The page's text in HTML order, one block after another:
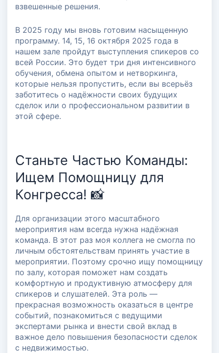
взвешенные решения.
В 2025 году мы вновь готовим насыщенную
программу. 14, 15, 16 октября 2025 года в
нашем зале пройдут выступления спикеров со
всей России. Это будет три дня интенсивного
обучения, обмена опытом и нетворкинга,
которые нельзя пропустить, если вы всерьёз
заботитесь о надёжности своих будущих
сделок или о профессиональном развитии в
этой сфере.
Станьте Частью Команды:
Ищем Помощницу для
Конгресса! 📸
Для организации этого масштабного
мероприятия нам всегда нужна надёжная
команда. В этот раз моя коллега не смогла по
личным обстоятельствам принять участие в
мероприятии. Поэтому срочно ищу помощницу
по залу, которая поможет нам создать
комфортную и продуктивную атмосферу для
спикеров и слушателей. Эта роль —
прекрасная возможность оказаться в центре
событий, познакомиться с ведущими
экспертами рынка и внести свой вклад в
важное дело повышения безопасности сделок
с недвижимостью.